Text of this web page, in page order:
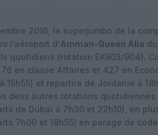
2016, le superjumbo de la
l’aéroport d’Amman-Queen Alia
quotidiens (rotation EK903/904).
en classe Affaires et 427 en
15h55) et repartira de Jordanie à
deux autres rotations quotidiennes
de Dubaï à 7h30 et 22h10), en
7h00 et 18h55) en parage de